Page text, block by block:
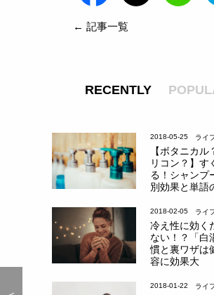
← 記事一覧
RECENTLY
2018-05-25 ライ
【ボタニカル
リコン？】す
る！シャンプ
別効果と単語
2018-02-05 ライ
冷え性に効く
ない！？「白
慣と裏ワザは
容に効果大
2018-01-22 ライ